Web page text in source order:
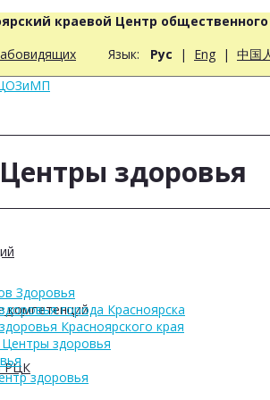
краевой Центр
Язык: Рус | Eng | 中国
компетенций
РЦК
здоровья
Здоровья
города Красноярска
Красноярского края
здоровья
здоровья